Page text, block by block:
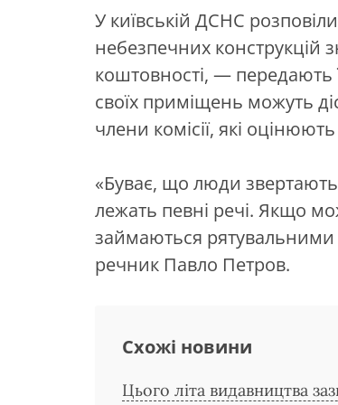
У київській ДСНС
небезпечних конструкцій
коштовності, — передають
своїх приміщень можуть
члени комісії, які
«Буває, що люди
лежать певні речі. Якщо
займаються рятувальними
речник Павло Петров.
Схожі новини
Цього літа видавництва